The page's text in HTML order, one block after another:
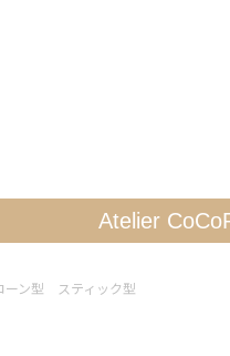
煙だし）
ト別
について
Atelier
ーン型 スティック型